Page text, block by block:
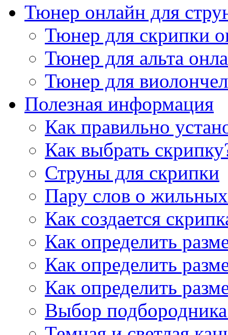
Тюнер онлайн для
Тюнер для скрипки
Тюнер для альта
Тюнер для
Полезная информация
Как правильно
Как выбрать
Струны для скрипки
Пару слов о
Как создается
Как определить
Как определить
Как определить
Выбор